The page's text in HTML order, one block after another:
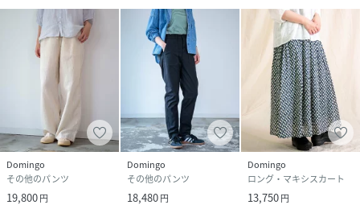
Domingo
その他のパンツ
19,800円
Domingo
その他のパンツ
18,480円
Domingo
ロング・マキシスカート
13,750円